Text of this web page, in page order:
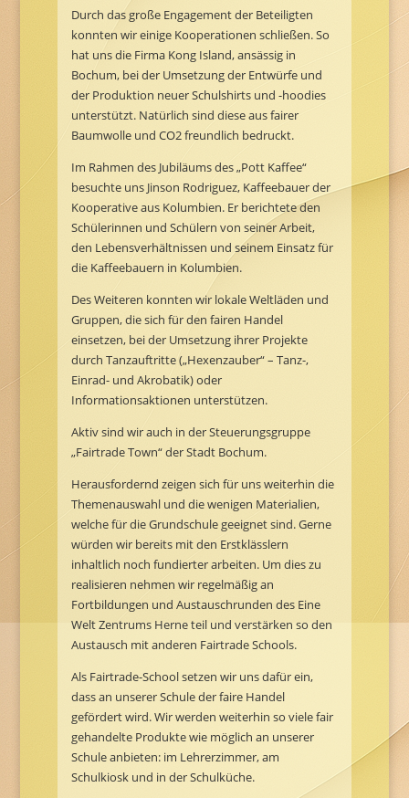
Durch das große Engagement der Beteiligten
konnten wir einige Kooperationen schließen. So
hat uns die Firma Kong Island, ansässig in
Bochum, bei der Umsetzung der Entwürfe und
der Produktion neuer Schulshirts und -hoodies
unterstützt. Natürlich sind diese aus fairer
Baumwolle und CO2 freundlich bedruckt.
Im Rahmen des Jubiläums des „Pott Kaffee“
besuchte uns Jinson Rodriguez, Kaffeebauer der
Kooperative aus Kolumbien. Er berichtete den
Schülerinnen und Schülern von seiner Arbeit,
den Lebensverhältnissen und seinem Einsatz für
die Kaffeebauern in Kolumbien.
Des Weiteren konnten wir lokale Weltläden und
Gruppen, die sich für den fairen Handel
einsetzen, bei der Umsetzung ihrer Projekte
durch Tanzauftritte („Hexenzauber“ – Tanz-,
Einrad- und Akrobatik) oder
Informationsaktionen unterstützen.
Aktiv sind wir auch in der Steuerungsgruppe
„Fairtrade Town“ der Stadt Bochum.
Herausfordernd zeigen sich für uns weiterhin die
Themenauswahl und die wenigen Materialien,
welche für die Grundschule geeignet sind. Gerne
würden wir bereits mit den Erstklässlern
inhaltlich noch fundierter arbeiten. Um dies zu
realisieren nehmen wir regelmäßig an
Fortbildungen und Austauschrunden des Eine
Welt Zentrums Herne teil und verstärken so den
Austausch mit anderen Fairtrade Schools.
Als Fairtrade-School setzen wir uns dafür ein,
dass an unserer Schule der faire Handel
gefördert wird. Wir werden weiterhin so viele fair
gehandelte Produkte wie möglich an unserer
Schule anbieten: im Lehrerzimmer, am
Schulkiosk und in der Schulküche.